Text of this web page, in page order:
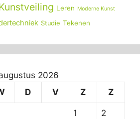
Leren Moderne Kunst
Studie Tekenen
2026
D V Z Z
1 2